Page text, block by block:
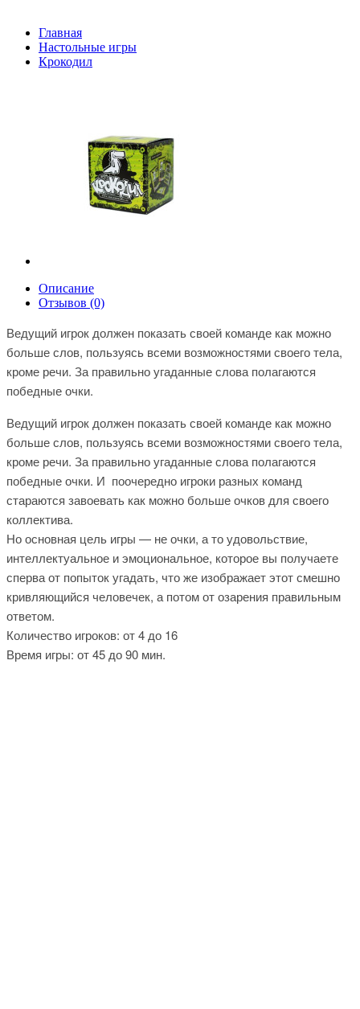
Главная
Настольные игры
Крокодил
Описание
Отзывов (0)
Ведущий игрок должен показать своей команде как можно
больше слов, пользуясь всеми возможностями своего тела,
кроме речи. За правильно угаданные слова полагаются
победные очки.
Ведущий игрок должен показать своей команде как можно
больше слов, пользуясь всеми возможностями своего тела,
кроме речи. За правильно угаданные слова полагаются
победные очки. И поочередно игроки разных команд
стараются завоевать как можно больше очков для своего
коллектива.
Но основная цель игры — не очки, а то удовольствие,
интеллектуальное и эмоциональное, которое вы получаете
сперва от попыток угадать, что же изображает этот смешно
кривляющийся человечек, а потом от озарения правильным
ответом.
Количество игроков: от 4 до 16
Время игры: от 45 до 90 мин.